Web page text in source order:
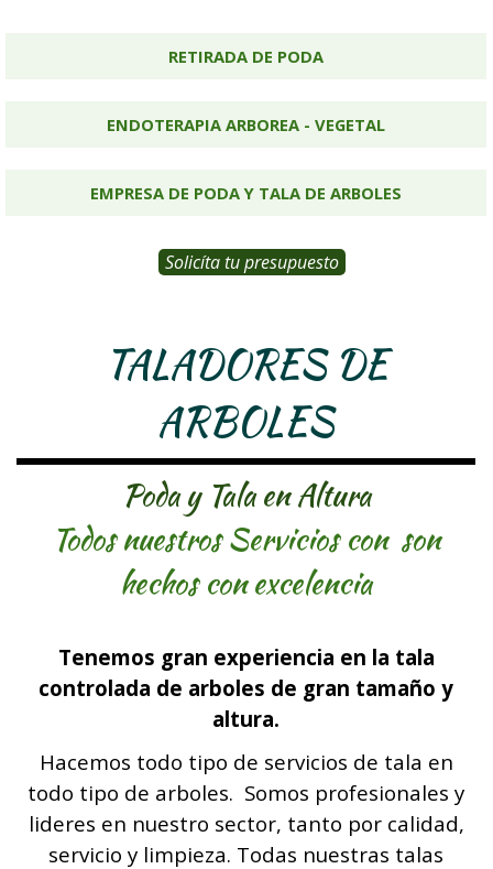
RETIRADA DE PODA
ENDOTERAPIA ARBOREA - VEGETAL
EMPRESA DE PODA Y TALA DE ARBOLES
Solicíta tu presupuesto
TALADORES DE
ARBOLES
Poda y Tala en Altura
Todos nuestros Servicios con son
hechos con excelencia
Tenemos gran experiencia en la tala
controlada de arboles de gran tamaño y
altura.
Hacemos todo tipo de servicios de tala en
todo tipo de arboles. Somos profesionales y
lideres en nuestro sector, tanto por calidad,
servicio y limpieza. Todas nuestras talas